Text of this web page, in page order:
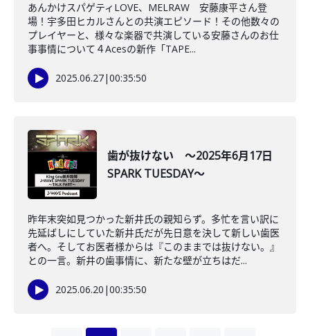
あんかけスパゲティLOVE、MELRAW 安藤康平さん登
場！宇多田ヒカルさんとの共演エピソード！その他数々の
プレイヤーと、様々な楽器で共演している安藤さんのお仕
事事情について４Acesの新作「TAPE...
2025.06.27|00:35:50
歯が抜けない ～2025年6月17日
SPARK TUESDAY～
昨年末突如見つかった新井氏の親知らず。多忙を言い訳に
先延ばしにしていた新井氏だが先日意を決して新しい歯医
者へ。そしてお医者様からは『このままでは抜けない。』
との一言。新井の歯事情に、新たな壁が立ちはだ...
2025.06.20 |00:35:50